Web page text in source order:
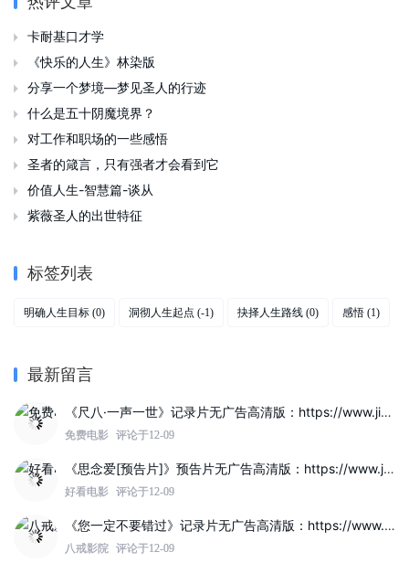
 卡耐基口才学
 《快乐的人生》林染版
 分享一个梦境—梦见圣人的行迹
 什么是五十阴魔境界？
 对工作和职场的一些感悟
 圣者的箴言，只有强者才会看到它
 价值人生-智慧篇-谈从
 紫薇圣人的出世特征
标签列表
明确人生目标 (0) 洞彻人生起点 (-1) 抉择人生路线 (0) 感悟 (1)
最新留言
《尺八·一声一世》记录片无广告高清版：https://www.jinzhuqq.com/dyvideo/117822.html
免费电影 评论于12-09
《思念爱[预告片]》预告片无广告高清版：https://www.jinzhuqq.com/dyvideo/117817.html
好看电影 评论于12-09
《您一定不要错过》记录片无广告高清版：https://www.jinzhuqq.com/dyvideo/117819.html
八戒影院 评论于12-09